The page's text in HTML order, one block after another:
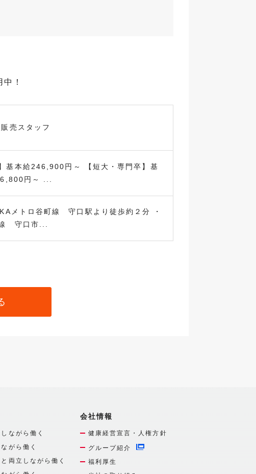
！
売スタッフ
】基本給246,900円～ 【短大・専門卒】基
円～ ...
メトロ谷町線 守口駅より徒歩約２分 ・
守口市...
ながら働く
がら働く
両立しながら働く
会社情報
健康経営宣言・人権方針
グループ紹介
福利厚生